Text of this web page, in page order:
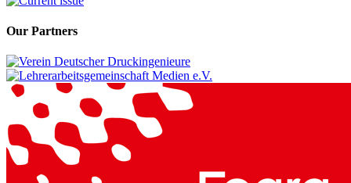
Our Partners